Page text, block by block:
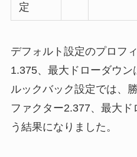
定
デフォルト設定のプロフ
1.375、最大ドローダウ
ルックバック設定では、
ファクター2.377、最大
う結果になりました。